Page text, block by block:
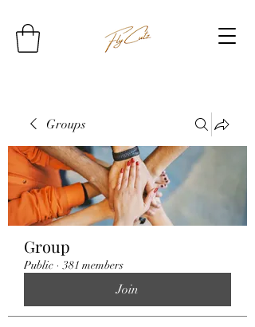
Groups
Group
Public · 381 members
Join